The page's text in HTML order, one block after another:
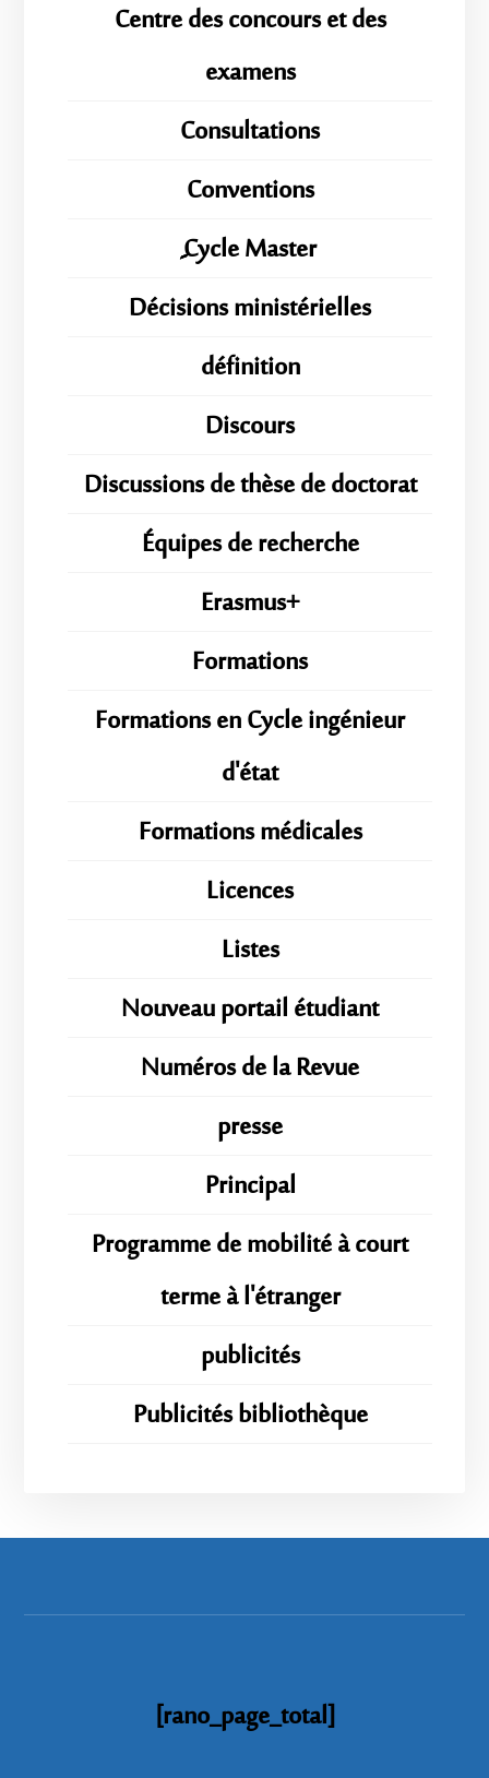
Centre des concours et des
examens
Consultations
Conventions
ِِِCycle Master
Décisions ministérielles
définition
Discours
Discussions de thèse de doctorat
Équipes de recherche
Erasmus+
Formations
Formations en Cycle ingénieur
d'état
Formations médicales
Licences
Listes
Nouveau portail étudiant
Numéros de la Revue
presse
Principal
Programme de mobilité à court
terme à l'étranger
publicités
Publicités bibliothèque
[rano_page_total]